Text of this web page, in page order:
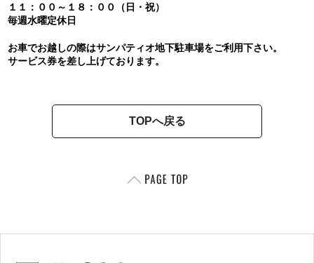
１１：００～１８：００（日・祝）
毎週水曜定休日
お車でお越しの際はサンパティオ地下駐車場をご利用下さい。
サービス券を差し上げております。
TOPへ戻る